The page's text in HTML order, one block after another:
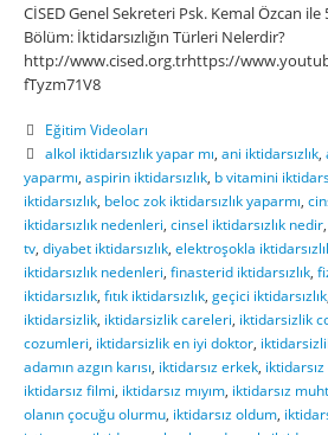
CİSED Genel Sekreteri Psk. Kemal Özcan ile
Bölüm: İktidarsızlığın Türleri Nelerdir?
http://www.cised.org.trhttps://
fTyzm71V8
Eğitim Videoları
alkol iktidarsızlık yapar mı, ani iktidarsızlık,
yaparmı, aspirin iktidarsızlık, b vitamini
iktidarsızlık, beloc zok iktidarsızlık yaparmı,
iktidarsızlık nedenleri, cinsel iktidarsızlık nedir,
tv, diyabet iktidarsızlık, elektroşokla
iktidarsızlık nedenleri, finasterid iktidarsızlık,
iktidarsızlık, fıtık iktidarsızlık, geçici iktidarsızlık,
iktidarsizlik, iktidarsizlik careleri, iktidarsizlik
cozumleri, iktidarsizlik en iyi doktor,
adamın azgın karısı, iktidarsız erkek, iktidarsız
iktidarsız filmi, iktidarsız mıyım, iktidarsız
olanın çocuğu olurmu, iktidarsız oldum,